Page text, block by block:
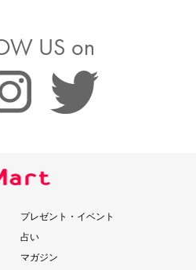
US on
プレゼント・イベント
占い
マガジン